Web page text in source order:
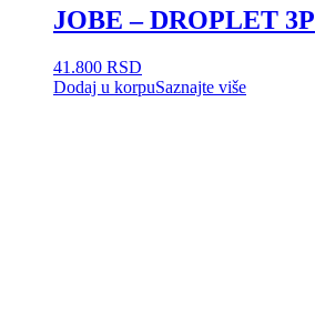
JOBE – DROPLET 3P
41.800 RSD
Dodaj u korpuSaznajte više